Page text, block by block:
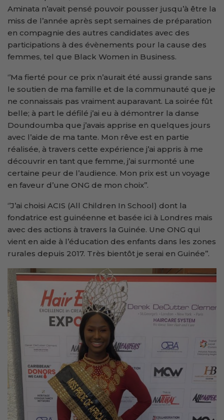
Aminata n’avait pensé pouvoir pousser jusqu’à être la
miss de l’année après sept semaines de préparation
en compagnie des autres candidates avec des
participations à des évènements pour la cause des
femmes, tel que Black Women in Business.
‘’Ma fierté pour ce prix n’aurait été aussi grande sans
le soutien de ma famille et de la communauté que je
ne connaissais pas vraiment auparavant. La soirée fût
belle; à part le défilé j’ai eu à démontrer la danse
Doundoumba que j’avais apprise en quelques jours
avec l’aide de ma tante. Mon rêve est en partie
réalisée, à travers cette expérience j’ai appris à me
découvrir en tant que femme, j’ai surmonté une
certaine peur de l’audience. Mon prix est un voyage
en faveur d’une ONG de mon choix’’.
‘’J’ai choisi ACIS (All Children In School) dont la
fondatrice est guinéenne et basée ici à Londres mais
avec des actions à travers la Guinée. Une ONG qui
vient en aide à l’éducation des enfants dans les zones
rurales depuis 2017. Très bientôt je serai en Guinée’’.